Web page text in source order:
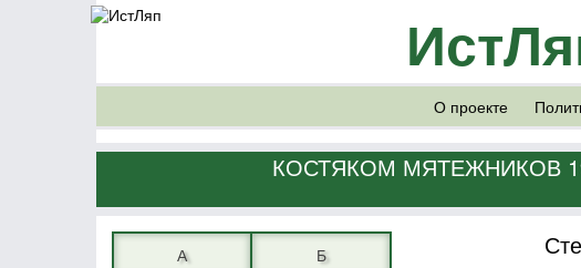
О проекте
КОСТЯКОМ МЯТЕЖНИКОВ
А
Б